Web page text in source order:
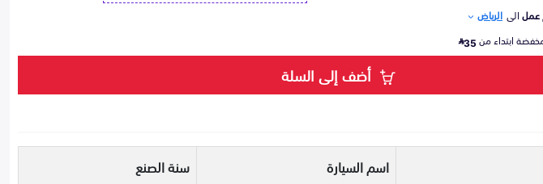
الى الرياض
ابتداء من35
أضف إلى السلة
اسم السيارة
سنة الصنع